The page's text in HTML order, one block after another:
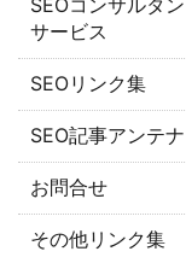
SEOコンサルタ
サービス
SEOリンク集
SEO記事アンテナ
お問合せ
その他リンク集